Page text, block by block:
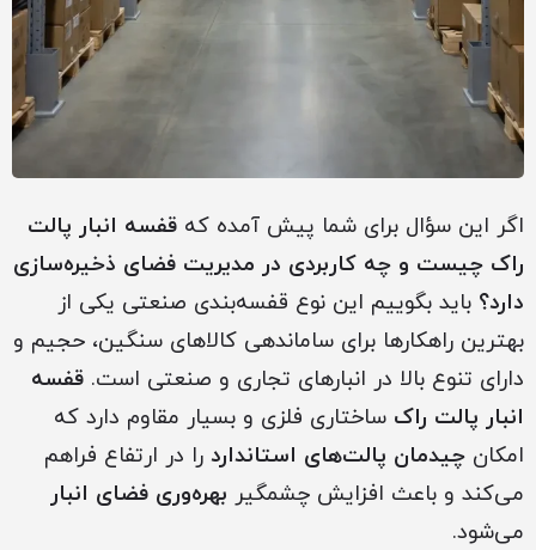
اگر این سؤال برای شما پیش آمده که قفسه انبار پالت
راک چیست و چه کاربردی در مدیریت فضای ذخیره‌سازی
دارد؟ باید بگوییم این نوع قفسه‌بندی صنعتی یکی از
بهترین راهکارها برای ساماندهی کالاهای سنگین، حجیم و
دارای تنوع بالا در انبارهای تجاری و صنعتی است. قفسه
انبار پالت راک ساختاری فلزی و بسیار مقاوم دارد که
امکان چیدمان پالت‌های استاندارد را در ارتفاع فراهم
می‌کند و باعث افزایش چشمگیر بهره‌وری فضای انبار
می‌شود.